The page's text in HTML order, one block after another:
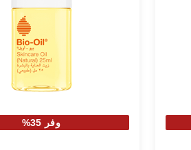
وفر 35%